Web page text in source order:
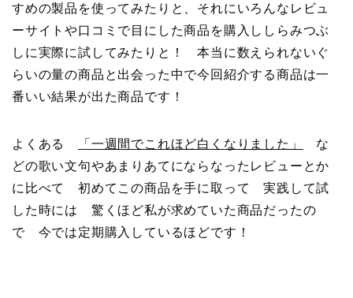
すめの製品を使ってみたりと、それにいろんなレビュ
ーサイトや口コミで目にした商品を購入ししらみつぶ
しに実際に試してみたりと！ 本当に数えられないぐ
らいの量の商品と出会った中で今回紹介する商品は一
番いい結果が出た商品です！
よくある 「一週間でこれほど白くなりました」
な
どの歌い文句やあまりあてにならなったレビューとか
に比べて 初めてこの商品を手に取って 実践して試
した時には 驚くほど私が求めていた商品だったの
で 今では定期購入しているほどです！